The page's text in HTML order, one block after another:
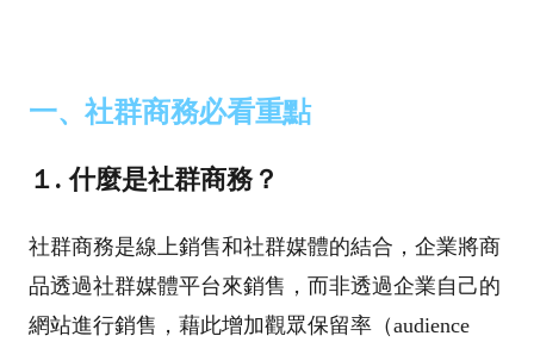
一、社群商務必看重點
１. 什麼是社群商務？
社群商務是線上銷售和社群媒體的結合，企業將商
品透過社群媒體平台來銷售，而非透過企業自己的
網站進行銷售，藉此增加觀眾保留率（audience